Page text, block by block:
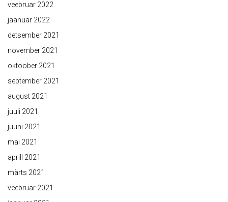
veebruar 2022
jaanuar 2022
detsember 2021
november 2021
oktoober 2021
september 2021
august 2021
juuli 2021
juuni 2021
mai 2021
aprill 2021
märts 2021
veebruar 2021